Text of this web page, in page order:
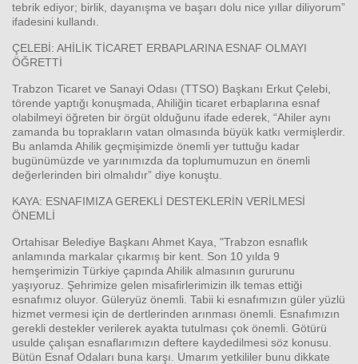
tebrik ediyor; birlik, dayanışma ve başarı dolu nice yıllar diliyorum”
ifadesini kullandı.
ÇELEBİ: AHİLİK TİCARET ERBAPLARINA ESNAF OLMAYI
ÖĞRETTİ
Trabzon Ticaret ve Sanayi Odası (TTSO) Başkanı Erkut Çelebi,
törende yaptığı konuşmada, Ahiliğin ticaret erbaplarına esnaf
olabilmeyi öğreten bir örgüt olduğunu ifade ederek, “Ahiler aynı
zamanda bu toprakların vatan olmasında büyük katkı vermişlerdir.
Bu anlamda Ahilik geçmişimizde önemli yer tuttuğu kadar
bugünümüzde ve yarınımızda da toplumumuzun en önemli
değerlerinden biri olmalıdır” diye konuştu.
KAYA: ESNAFIMIZA GEREKLİ DESTEKLERİN VERİLMESİ
ÖNEMLİ
Ortahisar Belediye Başkanı Ahmet Kaya, "Trabzon esnaflık
anlamında markalar çıkarmış bir kent. Son 10 yılda 9
hemşerimizin Türkiye çapında Ahilik almasının gururunu
yaşıyoruz. Şehrimize gelen misafirlerimizin ilk temas ettiği
esnafımız oluyor. Güleryüz önemli. Tabii ki esnafımızın güler yüzlü
hizmet vermesi için de dertlerinden arınması önemli. Esnafımızın
gerekli destekler verilerek ayakta tutulması çok önemli. Götürü
usulde çalışan esnaflarımızın deftere kaydedilmesi söz konusu.
Bütün Esnaf Odaları buna karşı. Umarım yetkililer bunu dikkate